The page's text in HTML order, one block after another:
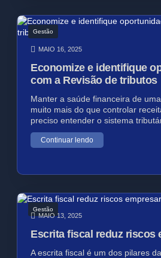
Gestão
MAIO 16, 2025
Economize e identifique
com a Revisão de tributos
Manter a saúde financeira de
muito mais do que controlar
preciso entender o sistema
Continuar lendo
Gestão
MAIO 13, 2025
Escrita fiscal reduz riscos
A escrita fiscal é um dos pilares